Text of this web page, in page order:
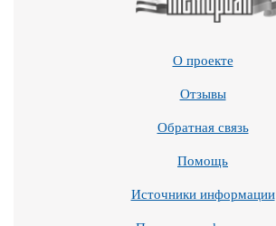
О проекте
Отзывы
Обратная связь
Помощь
Источники информации